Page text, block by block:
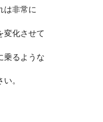
は非常に
変化させて
乗るような
。